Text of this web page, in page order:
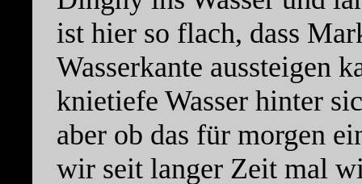
ist hier so flach, dass
Wasserkante aussteigen
knietiefe Wasser hinter
aber ob das für morgen
wir seit langer Zeit mal